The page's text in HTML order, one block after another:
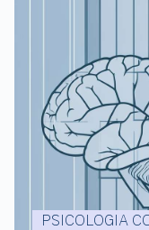
PSICOLOGIA